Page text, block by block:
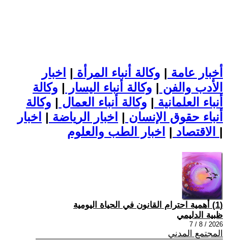
أخبار عامة | وكالة أنباء المرأة | اخبار
الأدب والفن | وكالة أنباء اليسار | وكالة
أنباء العلمانية | وكالة أنباء العمال | وكالة
أنباء حقوق الإنسان | اخبار الرياضة | اخبار
الاقتصاد | |
(1) أهمية احترام القانون في الحياة اليومية
ظبية الدليمي
2026 / 8 / 7
المجتمع المدني